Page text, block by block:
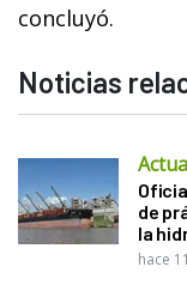
concluyó.
Noticias
de
la
hace